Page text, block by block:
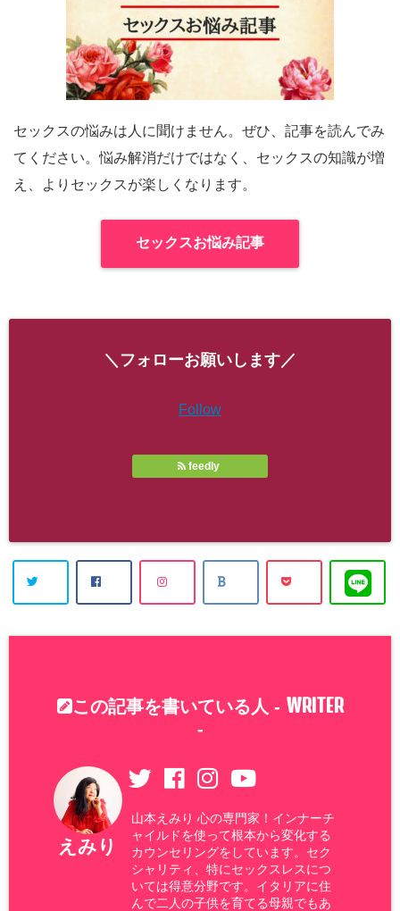
セックスの悩みは人に聞けません。ぜひ、記事を読んでみ
てください。悩み解消だけではなく、セックスの知識が増
え、よりセックスが楽しくなります。
セックスお悩み記事
＼フォローお願いします／
Follow
feedly
この記事を書いている人 - WRITER
-
えみり
山本えみり 心の専門家！インナーチ
ャイルドを使って根本から変化する
カウンセリングをしています。セク
シャリティ、特にセックスレスにつ
いては得意分野です。イタリアに住
んで二人の子供を育てる母親でもあ